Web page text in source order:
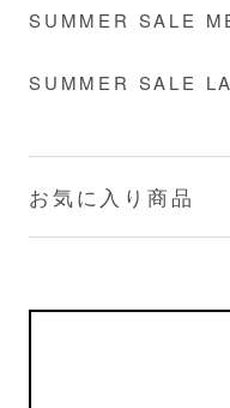
SUMMER SALE
SUMMER SALE
お気に入り商品